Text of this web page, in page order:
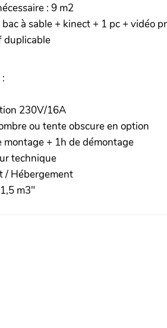
: 9 m2
bac à sable + kinect + 1 pc + vidéo
duplicable
230V/16A
ou tente obscure en option
+ 1h de démontage
technique
/ Hébergement
m3"